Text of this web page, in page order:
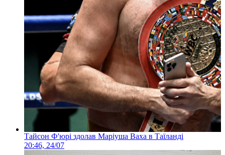
Тайсон Ф'юрі здолав Маріуша Ваха в Таїланді
20:46, 24/07